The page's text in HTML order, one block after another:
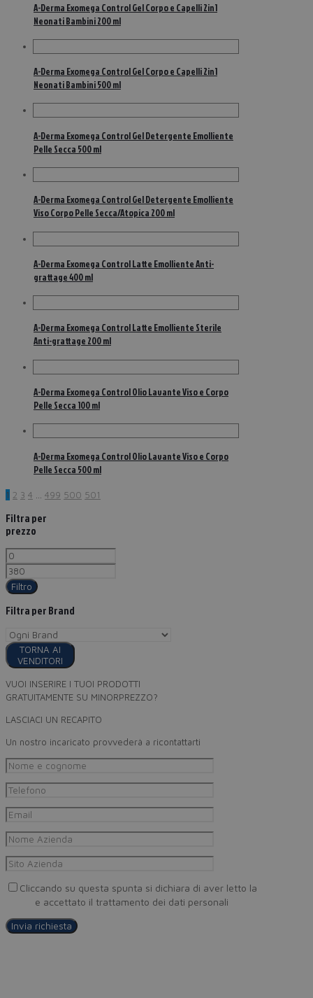
A-Derma Exomega Control Gel Corpo e Capelli 2in1
Neonati Bambini 200 ml
A-Derma Exomega Control Gel Corpo e Capelli 2in1
Neonati Bambini 500 ml
A-Derma Exomega Control Gel Detergente Emolliente
Pelle Secca 500 ml
A-Derma Exomega Control Gel Detergente Emolliente
Viso Corpo Pelle Secca/Atopica 200 ml
A-Derma Exomega Control Latte Emolliente Anti-
grattage 400 ml
A-Derma Exomega Control Latte Emolliente Sterile
Anti-grattage 200 ml
A-Derma Exomega Control Olio Lavante Viso e Corpo
Pelle Secca 100 ml
A-Derma Exomega Control Olio Lavante Viso e Corpo
Pelle Secca 500 ml
1 2 3 4 499 500 501
Filtra per
prezzo
Filtro
Filtra per Brand
TORNA AI
VENDITORI
VUOI INSERIRE I TUOI PRODOTTI
GRATUITAMENTE SU MINORPREZZO?
LASCIACI UN RECAPITO
Un nostro incaricato provvederà a ricontattarti
Cliccando su questa spunta si dichiara di aver letto la
e accettato il trattamento dei dati personali